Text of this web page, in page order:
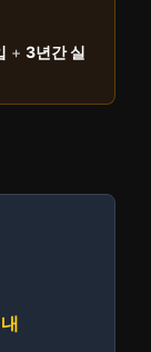
+ 3년간 실